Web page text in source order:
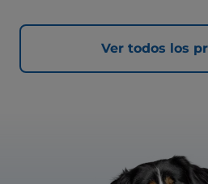
Ver todos los